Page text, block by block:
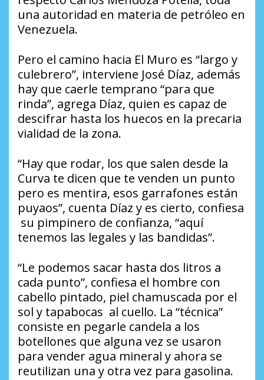
una autoridad en materia de petróleo en
Venezuela.
Pero el camino hacia El Muro es “largo y
culebrero”, interviene José Díaz, además
hay que caerle temprano “para que
rinda”, agrega Díaz, quien es capaz de
descifrar hasta los huecos en la precaria
vialidad de la zona.
“Hay que rodar, los que salen desde la
Curva te dicen que te venden un punto
pero es mentira, esos garrafones están
puyaos”, cuenta Díaz y es cierto, confiesa
su pimpinero de confianza, “aquí
tenemos las legales y las bandidas”.
“Le podemos sacar hasta dos litros a
cada punto”, confiesa el hombre con
cabello pintado, piel chamuscada por el
sol y tapabocas al cuello. La “técnica”
consiste en pegarle candela a los
botellones que alguna vez se usaron
para vender agua mineral y ahora se
reutilizan una y otra vez para gasolina.